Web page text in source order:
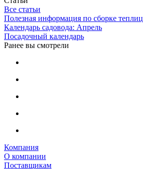
Все статьи
Полезная информация по сборке теплиц
Календарь садовода: Апрель
Посадочный календарь
Ранее вы смотрели
Компания
О компании
Поставщикам